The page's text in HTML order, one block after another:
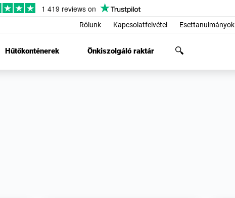
Rólunk Kapcsolatfelvétel Esettanulmányok
Hűtőkonténerek Önkiszolgáló raktár